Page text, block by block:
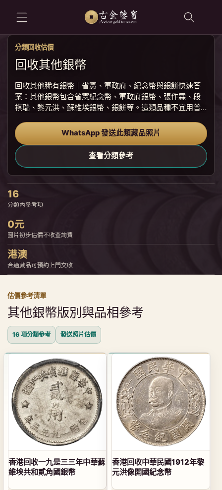
跳至內容
分類回收估價
回收其他銀幣
回收其他稀有銀幣｜省憲、軍政府、紀念幣與銀餅快速答
案：其他銀幣包含省憲紀念幣、軍政府銀幣、張作霖、段
祺瑞、黎元洪、蘇維埃銀幣、銀餅等。這類品種不宜用普
有民國銀幣和地方銀幣的成交資料較分散，仿品亦多。古
金鑒寶會先核對歷史版式、重量、邊齒...
WhatsApp 發送此類藏品照片
查看分類參考
16
分類內參考項
0元
圖片初步估價不收查詢費
港澳
合適藏品可預約上門交收
估價參考清單
其他銀幣版別與品相參考
16 項分類參考 發送照片估價
香港回收一九是三三年中華蘇
維埃共和貳角國銀幣
香港回收中華民國1912年黎
元洪像開國紀念幣